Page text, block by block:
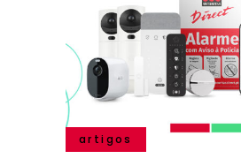
artigos